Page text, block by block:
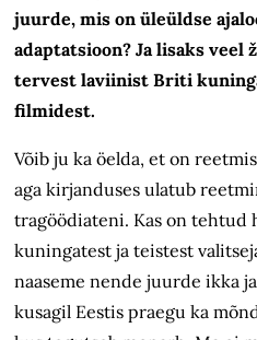
juurde, mis on üleüldse
adaptatsioon? Ja lisaks
tervest laviinist Briti
filmidest.
Võib ju ka öelda, et on
aga kirjanduses ulatub
tragöödiateni. Kas on tehtud
kuningatest ja teistest
naaseme nende juurde ikka
kusagil Eestis praegu ka